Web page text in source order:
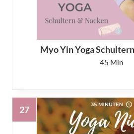
Myo Yin Yoga
45